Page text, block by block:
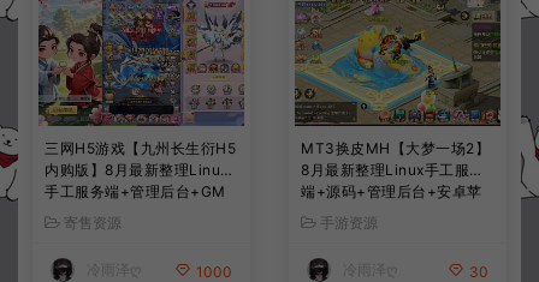
三网H5游戏【九州长生衍H5
内购版】8月最新整理Linux
手工服务端+管理后台+GM
授权后台+简易安卓客户端
+详细搭建教程+视频教程
寄售资源
冷雨泽ღ 1000
MT3换皮MH【大梦一场2】
8月最新整理Linux手工服务
端+源码+管理后台+安卓苹
果双端+详细搭建教程+视频
教程
手游资源
冷雨泽ღ 30